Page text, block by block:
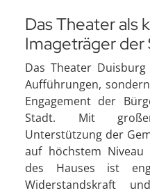
Das Theater als
Imageträger der
Das Theater
Aufführungen,
Engagement der
Stadt. Mit
Unterstützung der
auf höchstem Niveau
des Hauses ist
Widerstandskraft